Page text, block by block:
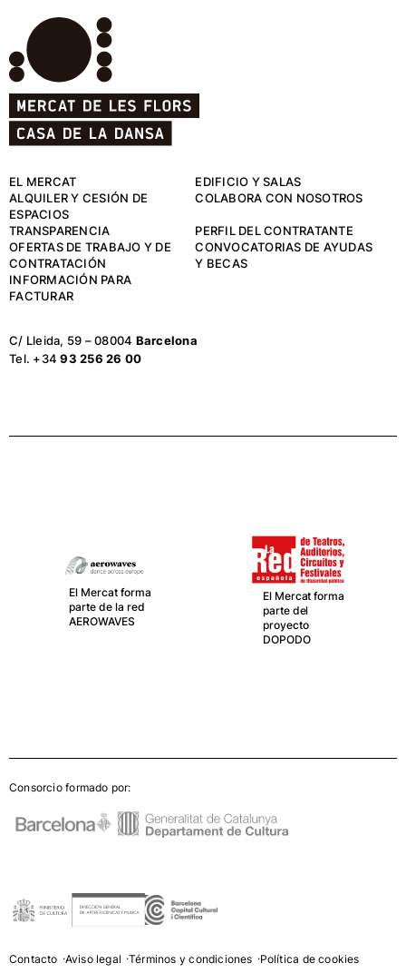
EL MERCAT
EDIFICIO Y SALAS
ALQUILER Y CESIÓN DE
ESPACIOS
COLABORA CON NOSOTROS
TRANSPARENCIA
PERFIL DEL CONTRATANTE
OFERTAS DE TRABAJO Y DE
CONTRATACIÓN
CONVOCATORIAS DE AYUDAS
Y BECAS
INFORMACIÓN PARA
FACTURAR
C/ Lleida, 59 – 08004 Barcelona
Tel. +3493 256 26 00
El Mercat forma
parte de la red
AEROWAVES
El Mercat forma
parte del
proyecto
DOPODO
Consorcio formado por:
Contacto Aviso legal Términos y condiciones Política de cookies